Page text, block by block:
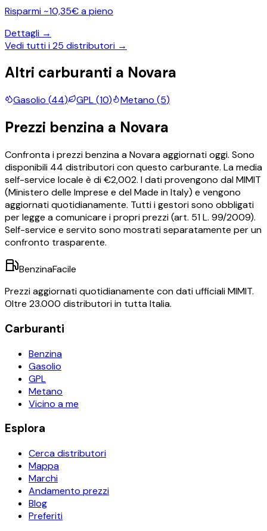
Risparmi ~10,35€ a pieno
Dettagli →
Vedi tutti i25 distributori →
Altri carburanti a Novara
Gasolio (44) GPL(10) Metano (5)
Prezzi benzina a Novara
Confronta i prezzibenzinaaNovaraaggiornati oggi. Sono
disponibili 44 distributori con questo carburante. La media
self-service locale è di €2,002. I dati provengono dal MIMIT
(Ministero delle Imprese e del Made in Italy) e vengono
aggiornati quotidianamente. Tutti i gestori sono obbligati
per legge a comunicare i propri prezzi (art. 51 L. 99/2009).
Self-service e servito sono mostrati separatamente per un
confronto trasparente.
BenzinaFacile
Prezzi aggiornati quotidianamente con dati ufficiali MIMIT.
Oltre 23.000 distributori in tutta Italia.
Carburanti
Benzina
Gasolio
GPL
Metano
Vicino a me
Esplora
Cerca distributori
Mappa
Marchi
Andamento prezzi
Blog
Preferiti